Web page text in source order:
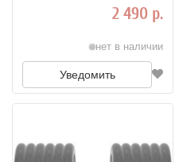
2 490 р.
нет в наличии
Уведомить